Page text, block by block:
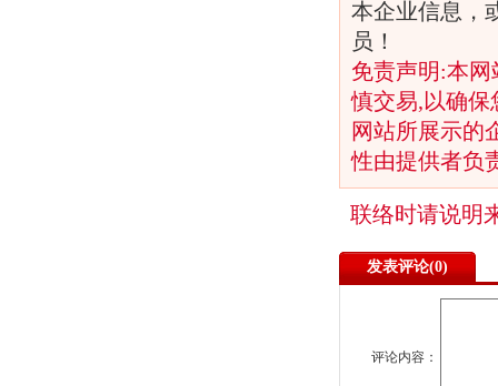
本企业信息，
员！
免责声明:本
慎交易,以确
网站所展示的
性由提供者负
联络时请说明
发表评论(0)
评论内容：